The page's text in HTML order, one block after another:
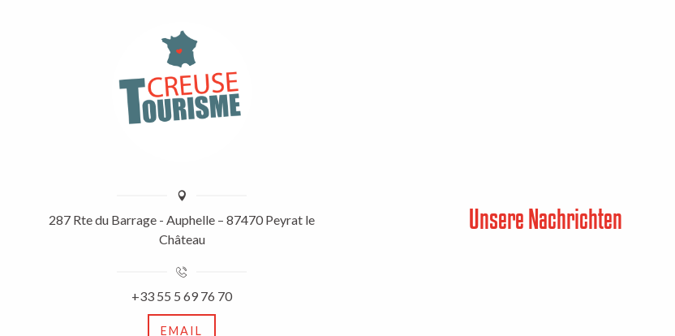
287 Rte du Barrage - Auphelle – 87470 Peyrat le
Château
+33 55 5 69 76 70
EMAIL
Unsere Nachrichten